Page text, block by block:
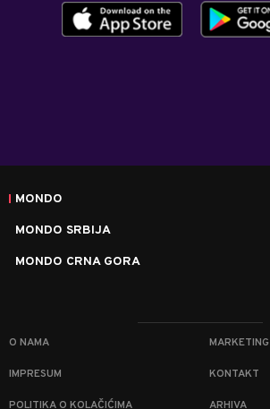
MONDO
MONDO SRBIJA
MONDO CRNA GORA
O NAMA MARKETING
IMPRESUM KONTAKT
POLITIKA O KOLAČIĆIMA ARHIVA